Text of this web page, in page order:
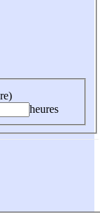
heures